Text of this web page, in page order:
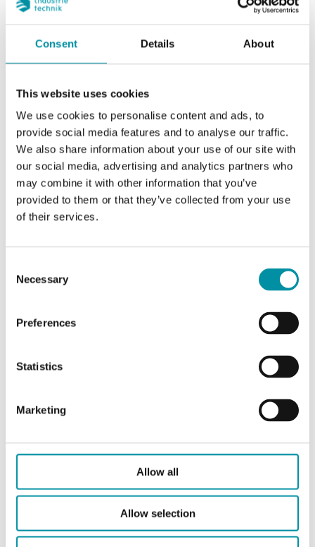
Consent Details About
This website uses cookies
We use cookies to personalise content and ads, to
provide social media features and to analyse our traffic.
We also share information about your use of our site with
our social media, advertising and analytics partners who
may combine it with other information that you’ve
provided to them or that they’ve collected from your use
of their services.
Selection
Necessary
Preferences
Statistics
Marketing
Allow all
Allow selection
PT1020C-PT100
Uscita sensore
Lunghezza del cavo
2 m
Intervallo di misura, temp
0…350 °C
Elemento sensibile
PT100
Resistenza nominale
Uscita sensore
Passivo
Intervallo di misura, temp
Resistenza nominale1000 Ω @0°C, Classe B